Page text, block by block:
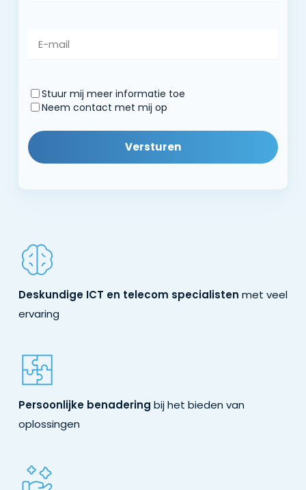
E-
Contactwijze
Stuur mij meer informatie toe
Neem contact met mij op
Deskundige ICT en telecom specialisten met veel
ervaring
Persoonlijke benadering bij het bieden van
oplossingen